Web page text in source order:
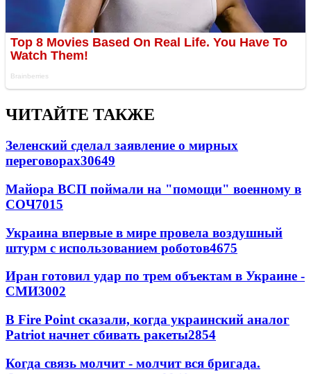
ЧИТАЙТЕ ТАКЖЕ
Зеленский сделал заявление о мирных
переговорах30649
Майора ВСП поймали на "помощи" военному в
СОЧ7015
Украина впервые в мире провела воздушный
штурм с использованием роботов4675
Иран готовил удар по трем объектам в Украине -
СМИ3002
В Fire Point сказали, когда украинский аналог
Patriot начнет сбивать ракеты2854
Когда связь молчит - молчит вся бригада.